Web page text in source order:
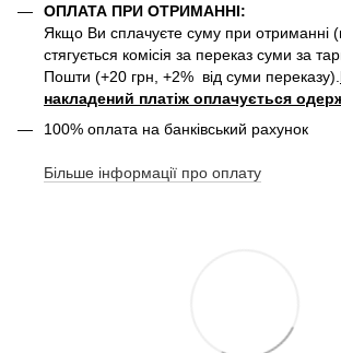
ОПЛАТА ПРИ ОТРИМАННІ:
Якщо Ви сплачуєте суму при отриманні
стягується комісія за переказ суми за
Пошти (+20 грн, +2% від суми переказу).
накладений платіж оплачується
100% оплата на банківський рахунок
Більше інформації про оплату